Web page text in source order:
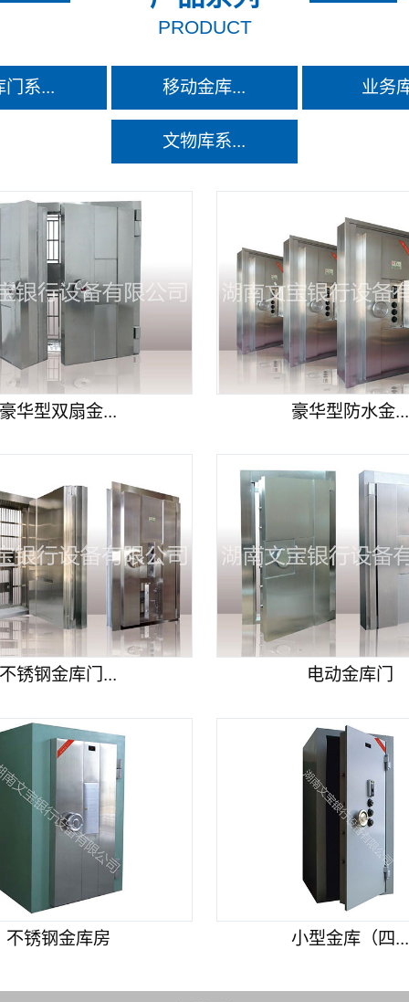
PRODUCT
门系... 移动金库... 业务
文物库系...
豪华型双扇金... 豪华型防水金...
不锈钢金库门... 电动金库门
不锈钢金库房 小型金库（四...